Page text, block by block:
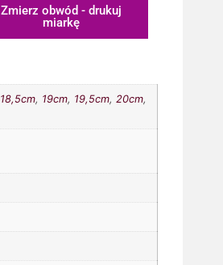
Zmierz obwód - drukuj
miarkę
18,5cm, 19cm, 19,5cm, 20cm,